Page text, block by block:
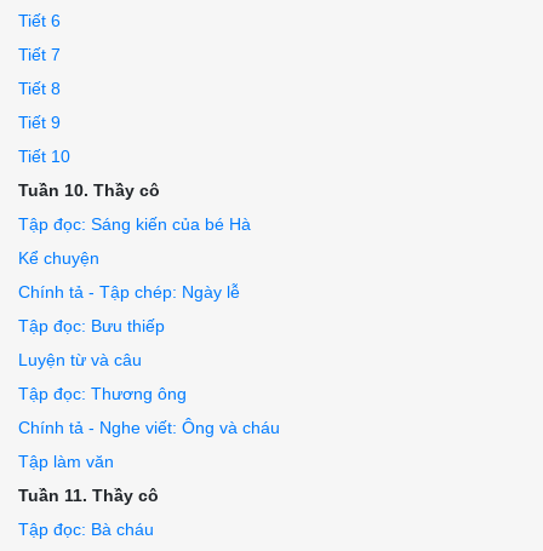
Tiết 6
Tiết 7
Tiết 8
Tiết 9
Tiết 10
Tuần 10. Thầy cô
Tập đọc: Sáng kiến của bé Hà
Kể chuyện
Chính tả - Tập chép: Ngày lễ
Tập đọc: Bưu thiếp
Luyện từ và câu
Tập đọc: Thương ông
Chính tả - Nghe viết: Ông và cháu
Tập làm văn
Tuần 11. Thầy cô
Tập đọc: Bà cháu